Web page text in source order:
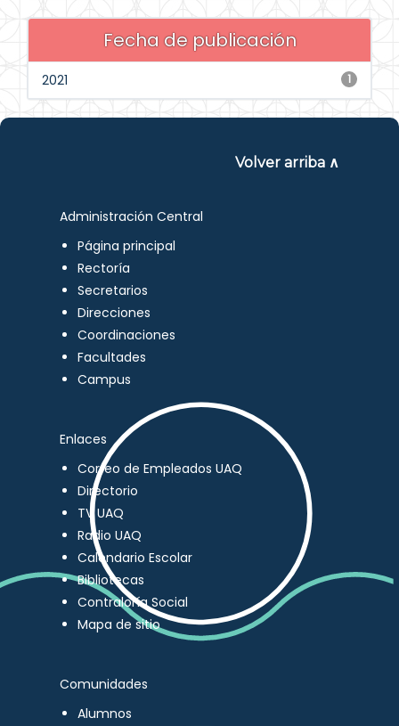
Fecha de publicación
1
2021
Volver arriba ∧
Administración Central
Página principal
Rectoría
Secretarios
Direcciones
Coordinaciones
Facultades
Campus
Enlaces
Correo de Empleados UAQ
Directorio
TV UAQ
Radio UAQ
Calendario Escolar
Bibliotecas
Contraloría Social
Mapa de sitio
Comunidades
Alumnos